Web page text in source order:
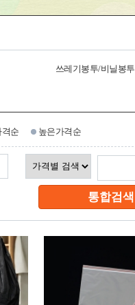
쓰레기봉투/비닐봉투
순 높은가격순